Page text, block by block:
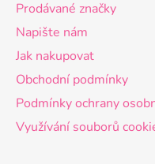
Prodávané značky
Napište nám
Jak nakupovat
Obchodní podmínky
Podmínky ochrany
Využívání souborů